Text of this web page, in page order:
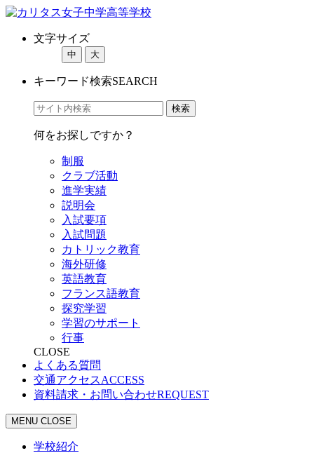
文字サイズ
中 大
キーワード検索SEARCH
何をお探しですか？
制服
クラブ活動
進学実績
説明会
入試要項
入試問題
カトリック教育
海外研修
英語教育
フランス語教育
探究学習
学習のサポート
行事
CLOSE
よくある質問
交通アクセスACCESS
資料請求・お問い合わせREQUEST
MENU CLOSE
学校紹介